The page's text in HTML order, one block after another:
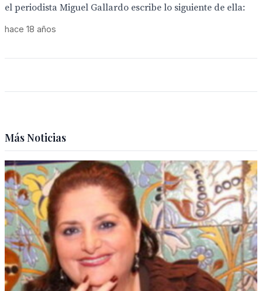
el periodista Miguel Gallardo escribe lo siguiente de ella:
hace 18 años
Más Noticias